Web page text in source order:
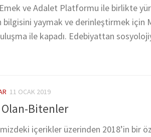
ve Adalet Platformu ile birlikte
bilgisini yaymak ve derinleştirmek
ile kapadı. Edebiyattan
11 OCAK 2019
Olan-Bitenler
içerikler üzerinden 2018’in bir